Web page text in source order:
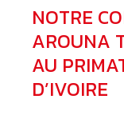
NOTRE
AROUNA
AU
D’IVOIRE